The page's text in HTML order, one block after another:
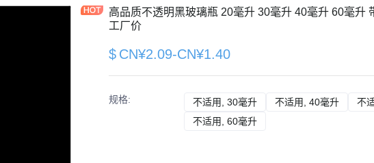
高品质不透明黑玻璃瓶 20毫升 30毫升 40毫升 60毫升
工厂价
$ CN¥2.09-CN¥1.40
规格: 不适用, 30毫升 不适用, 30毫升
不适用, 40毫升 不适用
不
不适用, 60毫升